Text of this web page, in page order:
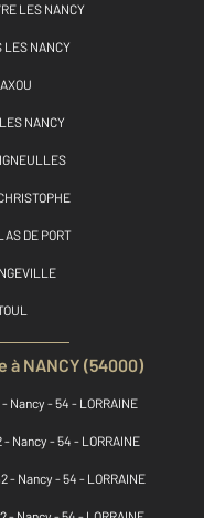
LES NANCY
NANCY
NANCY
DE PORT
NANCY (54000)
Nancy - 54 - LORRAINE
Nancy - 54 - LORRAINE
- Nancy - 54 - LORRAINE